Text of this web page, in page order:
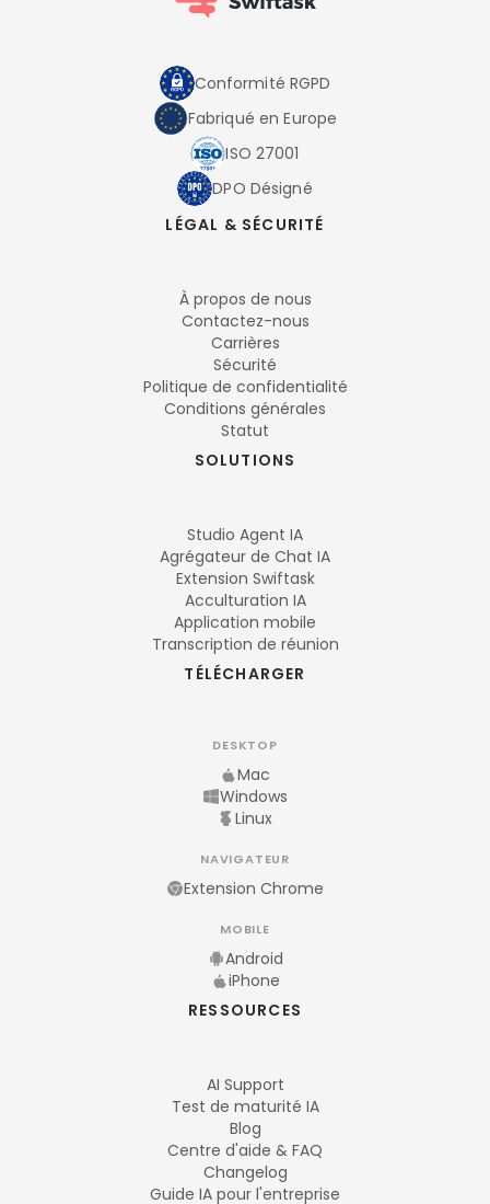
Conformité RGPD
Fabriqué en Europe
ISO 27001
DPO Désigné
LÉGAL & SÉCURITÉ
À propos de nous
Contactez-nous
Carrières
Sécurité
Politique de confidentialité
Conditions générales
Statut
SOLUTIONS
Studio Agent IA
Agrégateur de Chat IA
Extension Swiftask
Acculturation IA
Application mobile
Transcription de réunion
TÉLÉCHARGER
DESKTOP
Mac
Windows
Linux
NAVIGATEUR
Extension Chrome
MOBILE
Android
iPhone
RESSOURCES
AI Support
Test de maturité IA
Blog
Centre d'aide & FAQ
Changelog
Guide IA pour l'entreprise